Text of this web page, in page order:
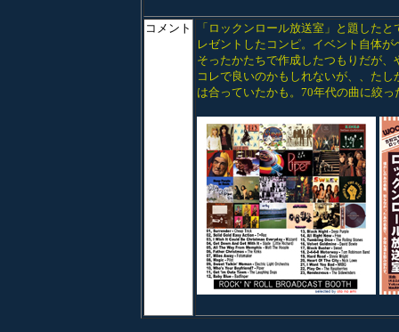
コメント
「ロックンロール放送室」と題した
レゼントしたコンピ。イベント自体
そったかたちで作成したつもりだが
コレで良いのかもしれないが、、た
は合っていたかも。70年代の曲に絞っ